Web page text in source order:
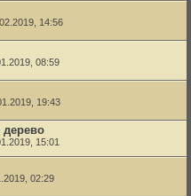
14:56
08:59
19:43
дерево
15:01
02:29